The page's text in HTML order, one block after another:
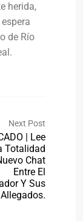
herida,
de Río
Next Post
| Lee
Totalidad
Chat
Entre El
Y Sus
Allegados.